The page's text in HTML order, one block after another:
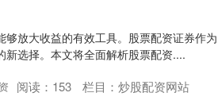
放大收益的有效工具。股票配资证券作为
选择。本文将全面解析股票配资....
阅读： 153 栏目： 炒股配资网站